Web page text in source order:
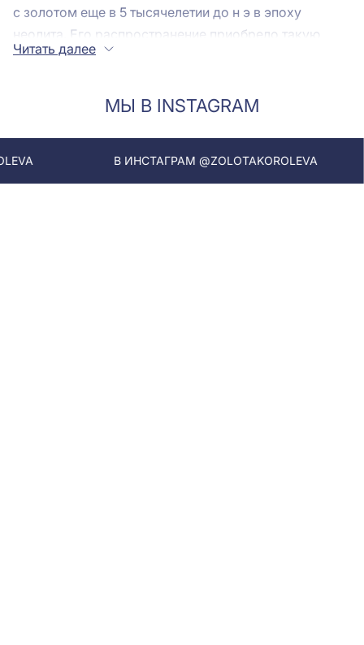
с золотом еще в 5 тысячелетии до н э в эпоху
неолита. Его распространение приобрело такую
широту благодаря самородной добыче. В Египте
гробнице королевы Зер и одной из королев Пу-аби
украшений датировалось 3 тысячелетием до н э.
Уже в те времена мастера создавали украшения из
золота исключительной красоты, украшенные
Читать далее
МЫ В INSTAGRAM
В ИНСТАГРАМ @ZOLOTAKOROLEVA В